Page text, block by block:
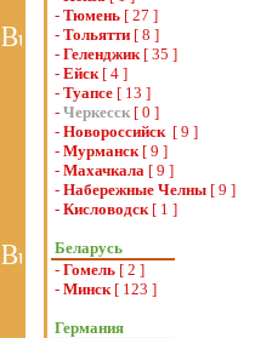
- Тюмень [ 27 ]
- Тольятти [ 8 ]
- Геленджик[ 35 ]
- Ейск[ 4 ]
- Туапсе [ 13 ]
- Черкесск [ 0 ]
- Новороссийск [ 9 ]
- Мурманск[ 9 ]
- Махачкала [ 9 ]
- Набережные Челны [ 9 ]
- Кисловодск[ 1 ]
Беларусь
- Гомель [ 2 ]
- Минск[ 123 ]
Германия